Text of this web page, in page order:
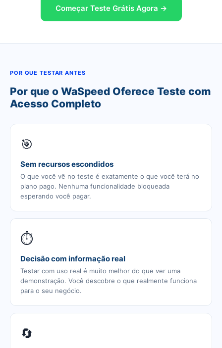
Começar Teste Grátis Agora →
POR QUE TESTAR ANTES
Por que o WaSpeed Oferece Teste com
Acesso Completo
🎯
Sem recursos escondidos
O que você vê no teste é exatamente o que você terá no
plano pago. Nenhuma funcionalidade bloqueada
esperando você pagar.
⏱️
Decisão com informação real
Testar com uso real é muito melhor do que ver uma
demonstração. Você descobre o que realmente funciona
para o seu negócio.
🔄